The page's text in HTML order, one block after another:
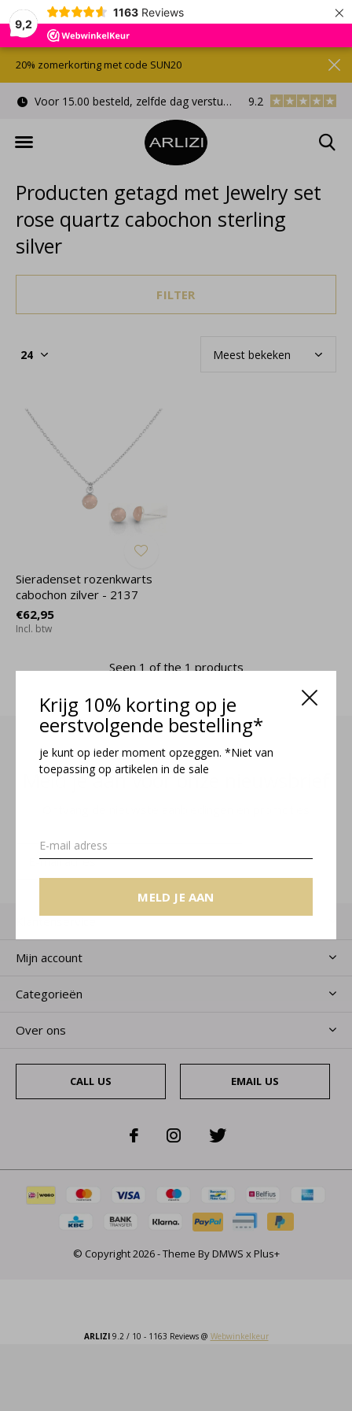
9,2
1163 Reviews ×
Krijg 10% korting op je
eerstvolgende bestelling*
je kunt op ieder moment opzeggen. *Niet van
toepassing op artikelen in de sale
MELD JE AAN
Voor 15.00 besteld, zelfde dag verstuurd Gratis
9.2
20% zomerkorting met code SUN20
Producten getagd met Jewelry set
rose quartz cabochon sterling
silver
FILTER
Sieradenset rozenkwarts
cabochon zilver - 2137
€62,95
Incl. btw
Seen 1 of the 1 products
Meld je aan voor onze nieuwsbrief
MELD JE AAN
Klantenservice
Mijn account
Categorieën
Over ons
CALL US EMAIL US
© Copyright2026- Theme ByDMWS x Plus+
ARLIZI9.2 / 10 - 1163 Reviews @ Webwinkelkeur